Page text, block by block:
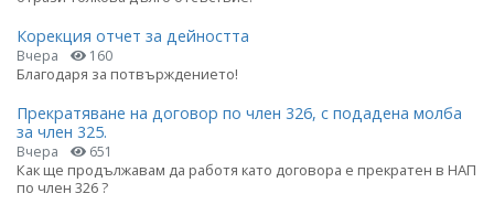
Корекция отчет за дейността
Вчера 160
Благодаря за потвърждението!
Прекратяване на договор по член 326, с подадена молба
за член 325.
Вчера 651
Как ще продължавам да работя като договора е прекратен в НАП
по член 326 ?